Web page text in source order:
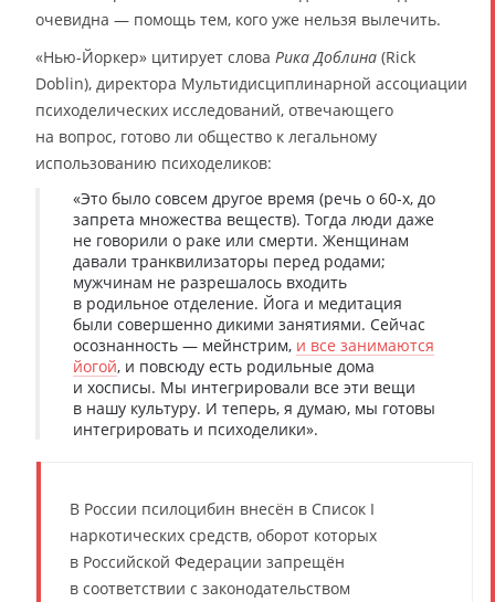
очевидна — помощь тем, кого уже нельзя вылечить.
«Нью-Йоркер» цитирует слова Рика Доблина (Rick
Doblin), директора Мультидисциплинарной ассоциации
психоделических исследований, отвечающего
на вопрос, готово ли общество к легальному
использованию психоделиков:
«Это было совсем другое время (речь о 60-х, до
запрета множества веществ). Тогда люди даже
не говорили о раке или смерти. Женщинам
давали транквилизаторы перед родами;
мужчинам не разрешалось входить
в родильное отделение. Йога и медитация
были совершенно дикими занятиями. Сейчас
осознанность — мейнстрим, и все занимаются
йогой, и повсюду есть родильные дома
и хосписы. Мы интегрировали все эти вещи
в нашу культуру. И теперь, я думаю, мы готовы
интегрировать и психоделики».
В России псилоцибин внесён в Список I
наркотических средств, оборот которых
в Российской Федерации запрещён
в соответствии с законодательством